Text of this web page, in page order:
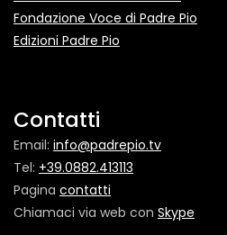
Fondazione Voce di Padre Pio
Edizioni Padre Pio
Contatti
Email: info@padrepio.tv
Tel: +39.0882.413113
Pagina contatti
Chiamaci via web con Skype